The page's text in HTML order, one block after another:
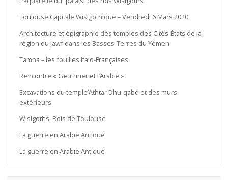
Toulouse Capitale Wisigothique – Vendredi 6 Mars 2020
Architecture et épigraphie des temples des Cités-États de la
région du Jawf dans les Basses-Terres du Yémen
Tamna – les fouilles Italo-Françaises
Rencontre « Geuthner et l’Arabie »
Excavations du temple’Athtar Dhu-qabd et des murs
extérieurs
Wisigoths, Rois de Toulouse
La guerre en Arabie Antique
La guerre en Arabie Antique